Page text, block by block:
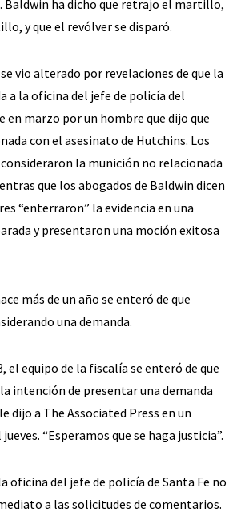
Baldwin ha dicho que retrajo el martillo,
y que el revólver se disparó.
vio alterado por revelaciones de que la
a la oficina del jefe de policía del
en marzo por un hombre que dijo que
con el asesinato de Hutchins. Los
la munición no relacionada
que los abogados de Baldwin dicen
“enterraron” la evidencia en una
y presentaron una moción exitosa
más de un año se enteró de que
una demanda.
el equipo de la fiscalía se enteró de que
intención de presentar una demanda
dijo a The Associated Press en un
“Esperamos que se haga justicia”.
oficina del jefe de policía de Santa Fe no
a las solicitudes de comentarios.